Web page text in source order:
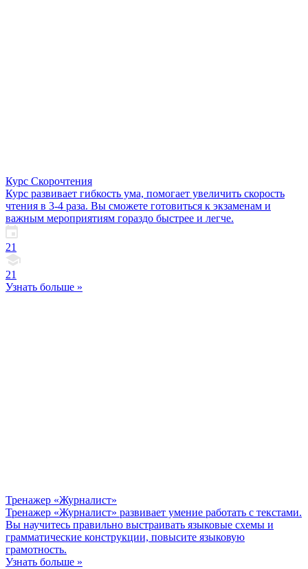
Курс Скорочтения
Курс развивает гибкость ума, помогает увеличить скорость
чтения в 3-4 раза. Вы сможете готовиться к экзаменам и
важным мероприятиям гораздо быстрее и легче.
21
21
Узнать больше »
Тренажер «Журналист»
Тренажер «Журналист» развивает умение работать с текстами.
Вы научитесь правильно выстраивать языковые схемы и
грамматические конструкции, повысите языковую
грамотность.
Узнать больше »